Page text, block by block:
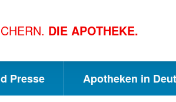
DIE APOTHEKE.
Presse Apotheken in